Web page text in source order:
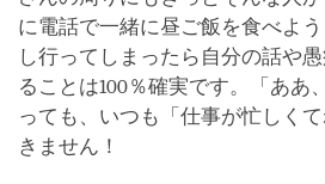
に電話で一緒に昼ご飯を食べよ
し行ってしまったら自分の話や
ることは100％確実です。「ああ
っても、いつも「仕事が忙しく
きません！